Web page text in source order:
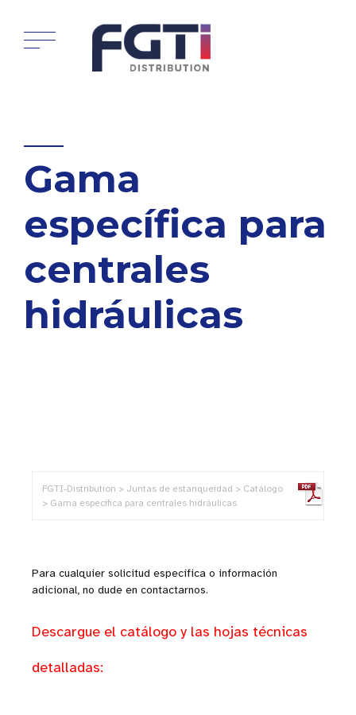
Gama
específica para
centrales
hidráulicas
FGTI-Distribution > Juntas de estanqueidad > Catálogo
> Gama específica para centrales hidráulicas
Para cualquier solicitud específica o información
adicional, no dude en contactarnos.
Descargue el catálogo y las hojas técnicas
detalladas: